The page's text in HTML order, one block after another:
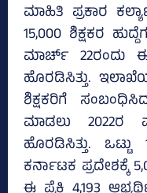
ಮಾಹಿತಿ ಪ್ರಕಾರ
15,000 ಶಿಕ್ಷಕರ
ಮಾರ್ಚ್‌ 22ರಂದು
ಹೊರಡಿಸಿತ್ತು.
ಶಿಕ್ಷಕರಿಗೆ
ಮಾಡಲು 2022ರ
ಹೊರಡಿಸಿತ್ತು. ಒಟ್ಟು
ಕರ್ನಾಟಕ ಪ್ರದೇಶಕ್ಕೆ